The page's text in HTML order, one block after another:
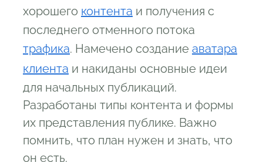
хорошего контента и получения с
последнего отменного потока
трафика. Намечено создание аватара
клиента и накиданы основные идеи
для начальных публикаций.
Разработаны типы контента и формы
их представления публике. Важно
помнить, что план нужен и знать, что
он есть.